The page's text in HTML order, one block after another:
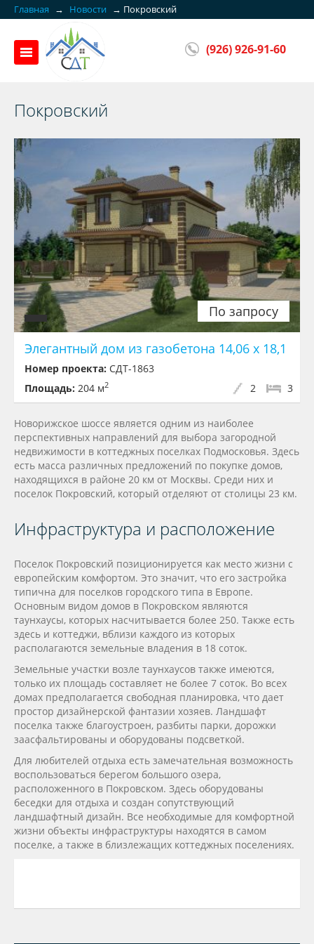
Главная → Новости → Покровский
(926) 926-91-60
Покровский
По запросу
Элегантный дом из газобетона 14,06 х 18,1
Номер проекта: СДТ-1863
Площадь: 204 м2 3
2
Новорижское шоссе является одним из наиболее
перспективных направлений для выбора загородной
недвижимости в коттеджных поселках Подмосковья. Здесь
есть масса различных предложений по покупке домов,
находящихся в районе 20 км от Москвы. Среди них и
поселок Покровский, который отделяют от столицы 23 км.
Инфраструктура и расположение
Поселок Покровский позиционируется как место жизни с
европейским комфортом. Это значит, что его застройка
типична для поселков городского типа в Европе.
Основным видом домов в Покровском являются
таунхаусы, которых насчитывается более 250. Также есть
здесь и коттеджи, вблизи каждого из которых
располагаются земельные владения в 18 соток.
Земельные участки возле таунхаусов также имеются,
только их площадь составляет не более 7 соток. Во всех
домах предполагается свободная планировка, что дает
простор дизайнерской фантазии хозяев. Ландшафт
поселка также благоустроен, разбиты парки, дорожки
заасфальтированы и оборудованы подсветкой.
Для любителей отдыха есть замечательная возможность
воспользоваться берегом большого озера,
расположенного в Покровском. Здесь оборудованы
беседки для отдыха и создан сопутствующий
ландшафтный дизайн. Все необходимые для комфортной
жизни объекты инфраструктуры находятся в самом
поселке, а также в близлежащих коттеджных поселениях.